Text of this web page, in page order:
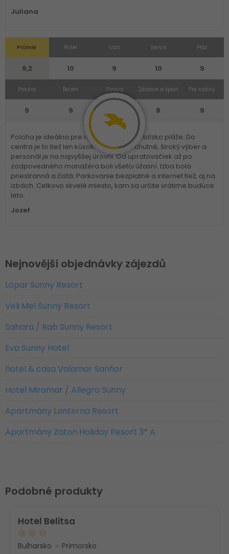
Juliana
Průměr
9,2
Hotel
10
Izba
9
Servis
10
Pláž
9
Poloha
9
Bazén
9
Strava Zábava a šport
8
Pre rodiny
9
Poloha je ideálna pre rodiny, pokojná a blízko pláže. Do
centra je to tiež len kúsok. Jedlo bolo chutné, široký výber a
personál je na najvyššej úrovni. Od upratovačiek až po
zodpovedného manažéra boli všetci úžasní. Izba bola
priestranná a čistá. Parkovanie bezplatné a internet tiež, aj na
izbách. Celkovo skvelé miesto, kam sa určite vrátime budúce
leto.
Jozef
Nejnovější objednávky zájezdů
Lopar Sunny Resort
Veli Mel Sunny Resort
Sahara / Rab Sunny Resort
Eva Sunny Hotel
hotel & casa Valamar Sanfior
Hotel Miramar / Allegro Sunny
Apartmány Lanterna Resort
Apartmány Zaton Holiday Resort 3* A
Podobné produkty
Hotel Belitsa
Bulharsko Primorsko